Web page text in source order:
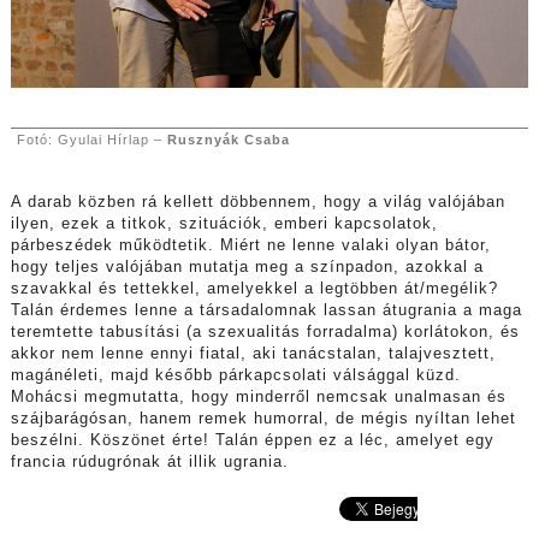
Fotó: Gyulai Hírlap – Rusznyák Csaba
A darab közben rá kellett döbbennem, hogy a világ valójában
ilyen, ezek a titkok, szituációk, emberi kapcsolatok,
párbeszédek működtetik. Miért ne lenne valaki olyan bátor,
hogy teljes valójában mutatja meg a színpadon, azokkal a
szavakkal és tettekkel, amelyekkel a legtöbben át/megélik?
Talán érdemes lenne a társadalomnak lassan átugrania a maga
teremtette tabusítási (a szexualitás forradalma) korlátokon, és
akkor nem lenne ennyi fiatal, aki tanácstalan, talajvesztett,
magánéleti, majd később párkapcsolati válsággal küzd.
Mohácsi megmutatta, hogy minderről nemcsak unalmasan és
szájbarágósan, hanem remek humorral, de mégis nyíltan lehet
beszélni. Köszönet érte! Talán éppen ez a léc, amelyet egy
francia rúdugrónak át illik ugrania.